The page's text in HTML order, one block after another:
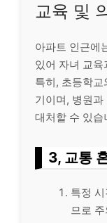
교육 및
아파트 인근에
있어 자녀 교
특히, 초등학
기이며, 병원
대처할 수 있습
3, 교통
특정
므로